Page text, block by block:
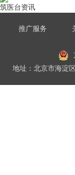
筑医台资讯
推广服务
地址：北京市海淀